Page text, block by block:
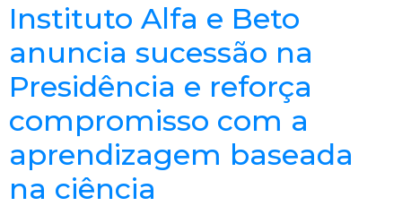
Instituto Alfa e Beto
anuncia sucessão na
Presidência e reforça
compromisso com a
aprendizagem baseada
na ciência